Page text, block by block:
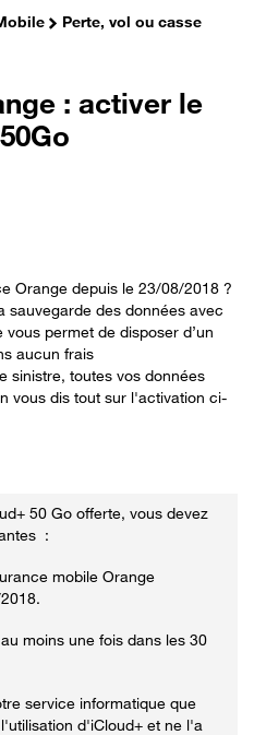
Perte, vol ou casse
: activer le
Orange depuis le 23/08/2018 ?
sauvegarde des données avec
vous permet de disposer d’un
aucun frais
sinistre, toutes vos données
vous dis tout sur l'activation ci-
50 Go offerte, vous devez
:
mobile Orange
moins une fois dans les 30
service informatique que
d'iCloud+ et ne l'a